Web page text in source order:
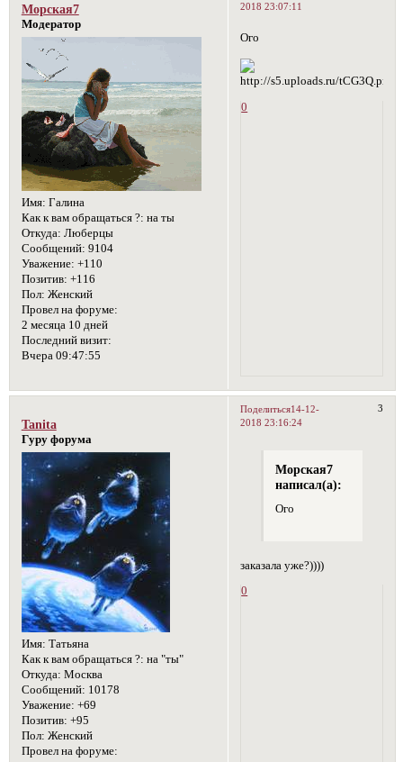
2018 23:07:11
Морская7
Модератор
Имя: Галина
Как к вам обращаться ?: на ты
Откуда: Люберцы
Сообщений: 9104
Уважение: +110
Позитив: +116
Пол: Женский
Провел на форуме:
2 месяца 10 дней
Последний визит:
Вчера 09:47:55
Ого
0
Поделиться 3
14-12-
2018 23:16:24
Tanita
Гуру форума
Имя: Татьяна
Как к вам обращаться ?: на "ты"
Откуда: Москва
Сообщений: 10178
Уважение: +69
Позитив: +95
Пол: Женский
Провел на форуме:
Морская7
написал(а):
Ого
заказала уже?))))
0